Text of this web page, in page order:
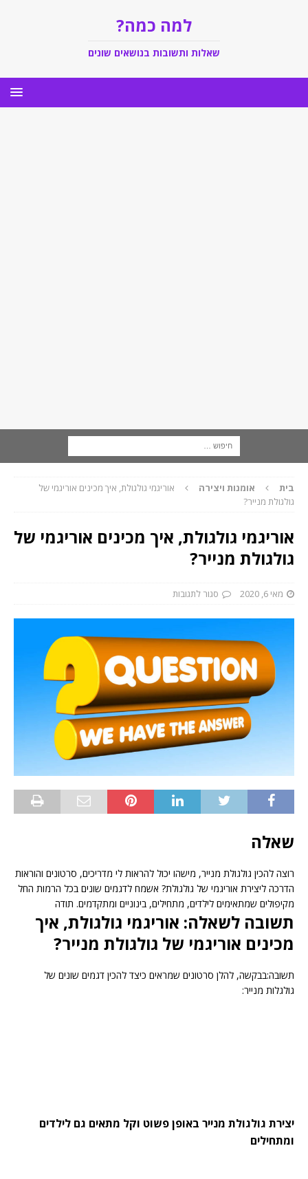
למה כמה?
שאלות ותשובות בנושאים שונים
בית אומנות ויצירה
אוריגמי גולגולת, איך מכינים אוריגמי של
גולגולת מנייר?
אוריגמי גולגולת, איך מכינים אוריגמי של
גולגולת מנייר?
מאי 6, 2020 סגור לתגובות
שאלה
רוצה להכין גולגולת מנייר, מישהו יכול להראות לי מדריכים, סרטונים והוראות
הדרכה ליצירת אוריגמי של גולגולת? אשמח לדגמים שונים בכל הרמות החל
מקיפולים שמתאימים לילדים, מתחילים, בינוניים ומתקדמים. תודה
תשובה לשאלה: אוריגמי גולגולת, איך
מכינים אוריגמי של גולגולת מנייר?
תשובה:בבקשה, להלן סרטונים שמראים כיצד להכין דגמים שונים של
גולגלות מנייר:
יצירת גולגולת מנייר באופן פשוט וקל מתאים גם לילדים
ומתחילים